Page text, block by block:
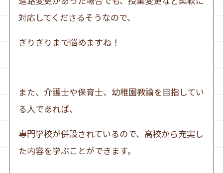
対応してくださるそうなので、
ぎりぎりまで悩めますね！
また、介護士や保育士、幼稚園教諭を目指してい
る人であれば、
専門学校が併設されているので、高校から充実し
た内容を学ぶことができます。